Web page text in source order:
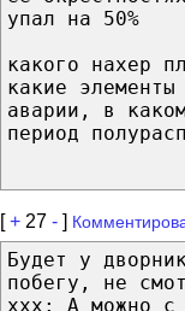
упал на 50%
какого нахер
какие
аварии, в
период
[+ 27 - ]
Будет у
побегу, не
ххх: А можно с